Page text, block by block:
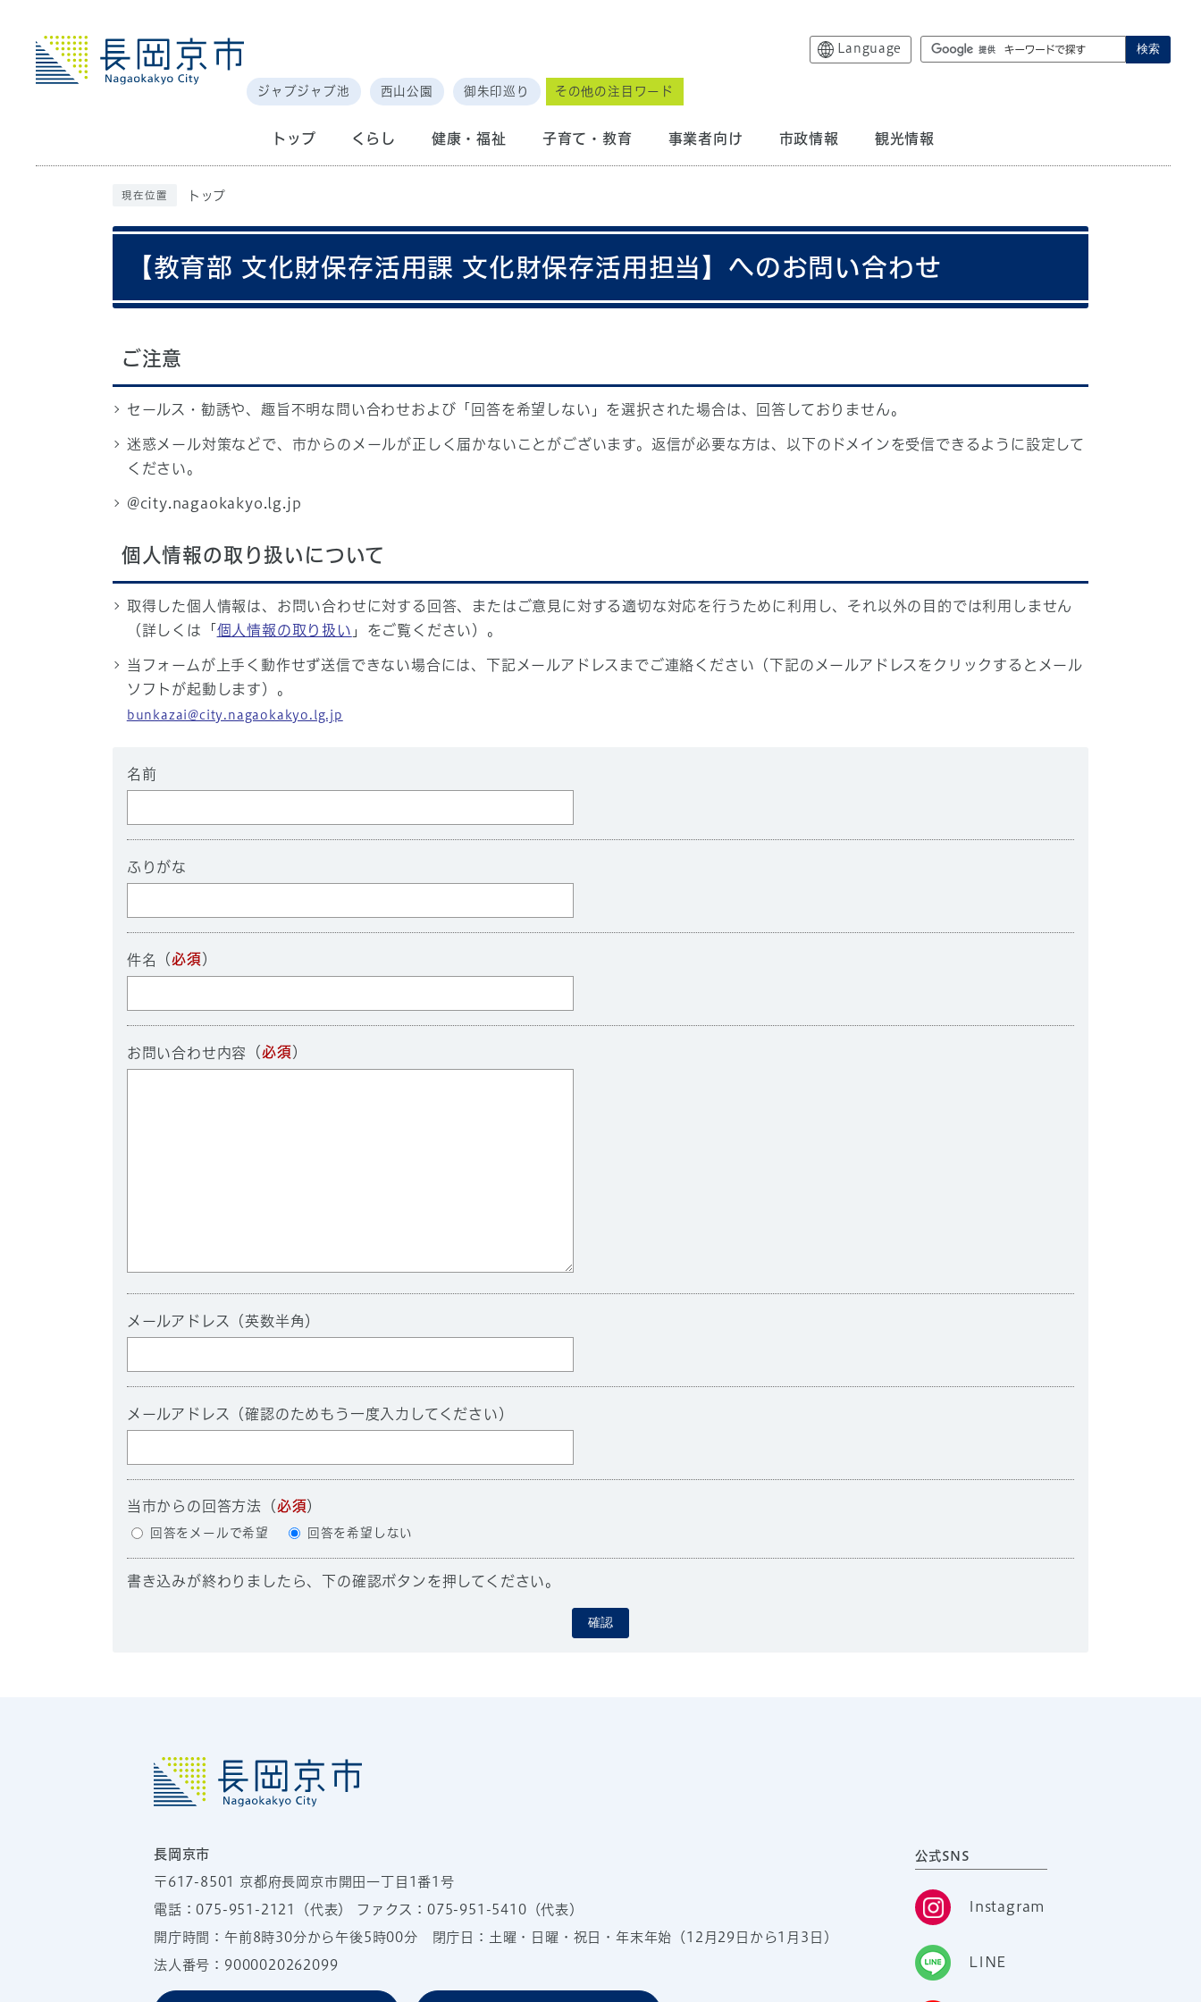
Language 検索
ジャブジャブ池 西山公園 御朱印巡り その他の注目ワード
トップ くらし 健康・福祉 子育て・教育 事業者向け 市政情報 観光情報
現在位置 トップ
【教育部 文化財保存活用課 文化財保存活用担当】へのお問い合わせ
ご注意
セールス・勧誘や、趣旨不明な問い合わせおよび「回答を希望しない」を選択された場合は、回答しておりません。
迷惑メール対策などで、市からのメールが正しく届かないことがございます。返信が必要な方は、以下のドメインを受信できるように設定して
ください。
@city.nagaokakyo.lg.jp
個人情報の取り扱いについて
取得した個人情報は、お問い合わせに対する回答、またはご意見に対する適切な対応を行うために利用し、それ以外の目的では利用しません
（詳しくは「 個人情報の取り扱い 」をご覧ください）。
当フォームが上手く動作せず送信できない場合には、下記メールアドレスまでご連絡ください（下記のメールアドレスをクリックするとメール
ソフトが起動します）。
bunkazai@city.nagaokakyo.lg.jp
名前
ふりがな
件名 （必須 ）
お問い合わせ内容 （必須 ）
メールアドレス（英数半角）
メールアドレス（確認のためもう一度入力してください）
当市からの回答方法 （必須）
回答をメールで希望 回答を希望しない
書き込みが終わりましたら、下の確認ボタンを押してください。
確認
長岡京市
〒617-8501 京都府長岡京市開田一丁目1番1号
電話：075-951-2121 （代表） ファクス：075-951-5410（代表）
開庁時間：午前8時30分から午後5時00分 閉庁日：土曜・日曜・祝日・年末年始（12月29日から1月3日）
法人番号：9000020262099
公式SNS
Instagram
LINE